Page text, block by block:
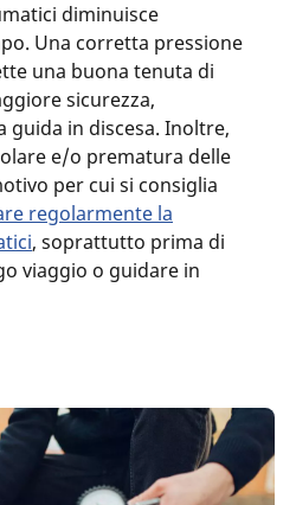
diminuisce
Una corretta pressione
una buona tenuta di
sicurezza,
in discesa. Inoltre,
e/o prematura delle
per cui si consiglia
regolarmente la
, soprattutto prima di
viaggio o guidare in